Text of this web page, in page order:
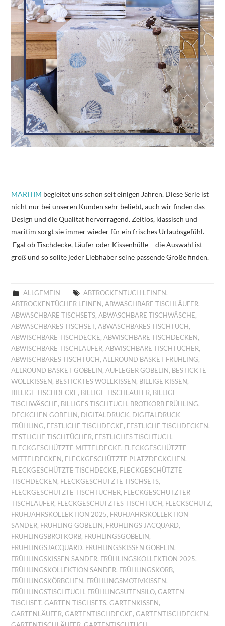
MARITIM begleitet uns schon seit einigen Jahren. Diese Serie ist
nicht nur bei unseren Kunden sehr beliebt, auch wir finden das
Design und die Qualität hervorragend. Zeitlos, klassisch und
maritim sorgt sie immer wieder für ein frisches Urlaubsgefühl.
Egal ob Tischdecke, Läufer oder Kissenhülle – die Auswahl ist
groß und so sollte jeder Liebhaber seine passende Größe finden.
ALLGEMEIN ABTROCKENTUCH LEINEN ,
ABTROCKENTÜCHER LEINEN ,ABWASCHBARE TISCHLÄUFER,
ABWASCHBARE TISCHSETS,ABWASCHBARE TISCHWÄSCHE,
ABWASCHBARES TISCHSET,ABWASCHBARES TISCHTUCH ,
ABWISCHBARE TISCHDECKE,ABWISCHBARE TISCHDECKEN ,
ABWISCHBARE TISCHLÄUFER,ABWISCHBARE TISCHTÜCHER,
ABWISCHBARES TISCHTUCH ,ALLROUND BASKET FRÜHLING,
ALLROUND BASKET GOBELIN ,AUFLEGER GOBELIN , BESTICKTE
WOLLKISSEN , BESTICKTES WOLLKISSEN , BILLIGE KISSEN ,
BILLIGE TISCHDECKE, BILLIGE TISCHLÄUFER, BILLIGE
TISCHWÄSCHE, BILLIGES TISCHTUCH , BROTKORB FRÜHLING,
DECKCHEN GOBELIN , DIGITALDRUCK, DIGITALDRUCK
FRÜHLING, FESTLICHE TISCHDECKE, FESTLICHE TISCHDECKEN ,
FESTLICHE TISCHTÜCHER, FESTLICHES TISCHTUCH ,
FLECKGESCHÜTZTE MITTELDECKE, FLECKGESCHÜTZTE
MITTELDECKEN , FLECKGESCHÜTZTE PLATZDECKCHEN ,
FLECKGESCHÜTZTE TISCHDECKE, FLECKGESCHÜTZTE
TISCHDECKEN , FLECKGESCHÜTZTE TISCHSETS,
FLECKGESCHÜTZTE TISCHTÜCHER, FLECKGESCHÜTZTER
TISCHLÄUFER, FLECKGESCHÜTZTES TISCHTUCH , FLECKSCHUTZ,
FRÜHJAHRSKOLLEKTION 2025, FRÜHJAHRSKOLLEKTION
SANDER, FRÜHLING GOBELIN , FRÜHLINGS JACQUARD,
FRÜHLINGSBROTKORB, FRÜHLINGSGOBELIN ,
FRÜHLINGSJACQUARD, FRÜHLINGSKISSEN GOBELIN ,
FRÜHLINGSKISSEN SANDER, FRÜHLINGSKOLLEKTION 2025,
FRÜHLINGSKOLLEKTION SANDER, FRÜHLINGSKORB,
FRÜHLINGSKÖRBCHEN , FRÜHLINGSMOTIVKISSEN ,
FRÜHLINGSTISCHTUCH , FRÜHLINGSUTENSILO,GARTEN
TISCHSET,GARTEN TISCHSETS,GARTENKISSEN ,
GARTENLÄUFER,GARTENTISCHDECKE,GARTENTISCHDECKEN ,